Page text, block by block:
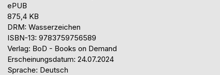
ePUB
875,4 KB
DRM: Wasserzeichen
ISBN-13: 9783759756589
Verlag: BoD - Books on Demand
Erscheinungsdatum: 24.07.2024
Sprache: Deutsch